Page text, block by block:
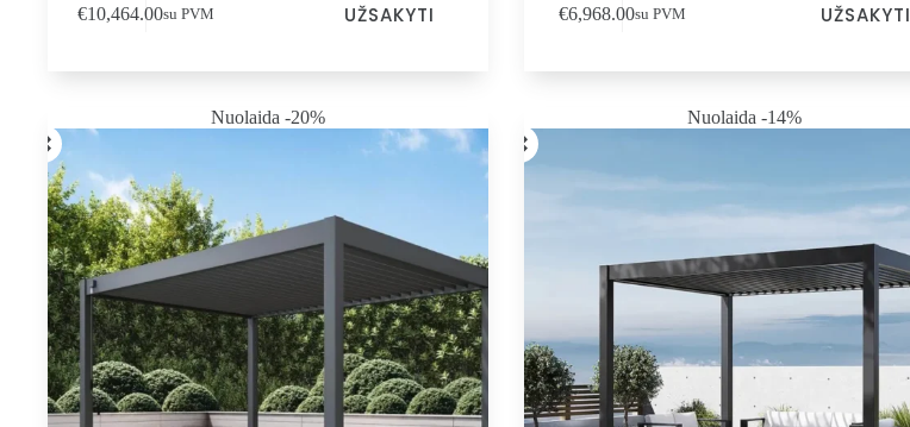
€10,464.00su PVM UŽSAKYTI €6,968.00su PVM UŽSAKYTI
Nuolaida -20% Nuolaida -14%